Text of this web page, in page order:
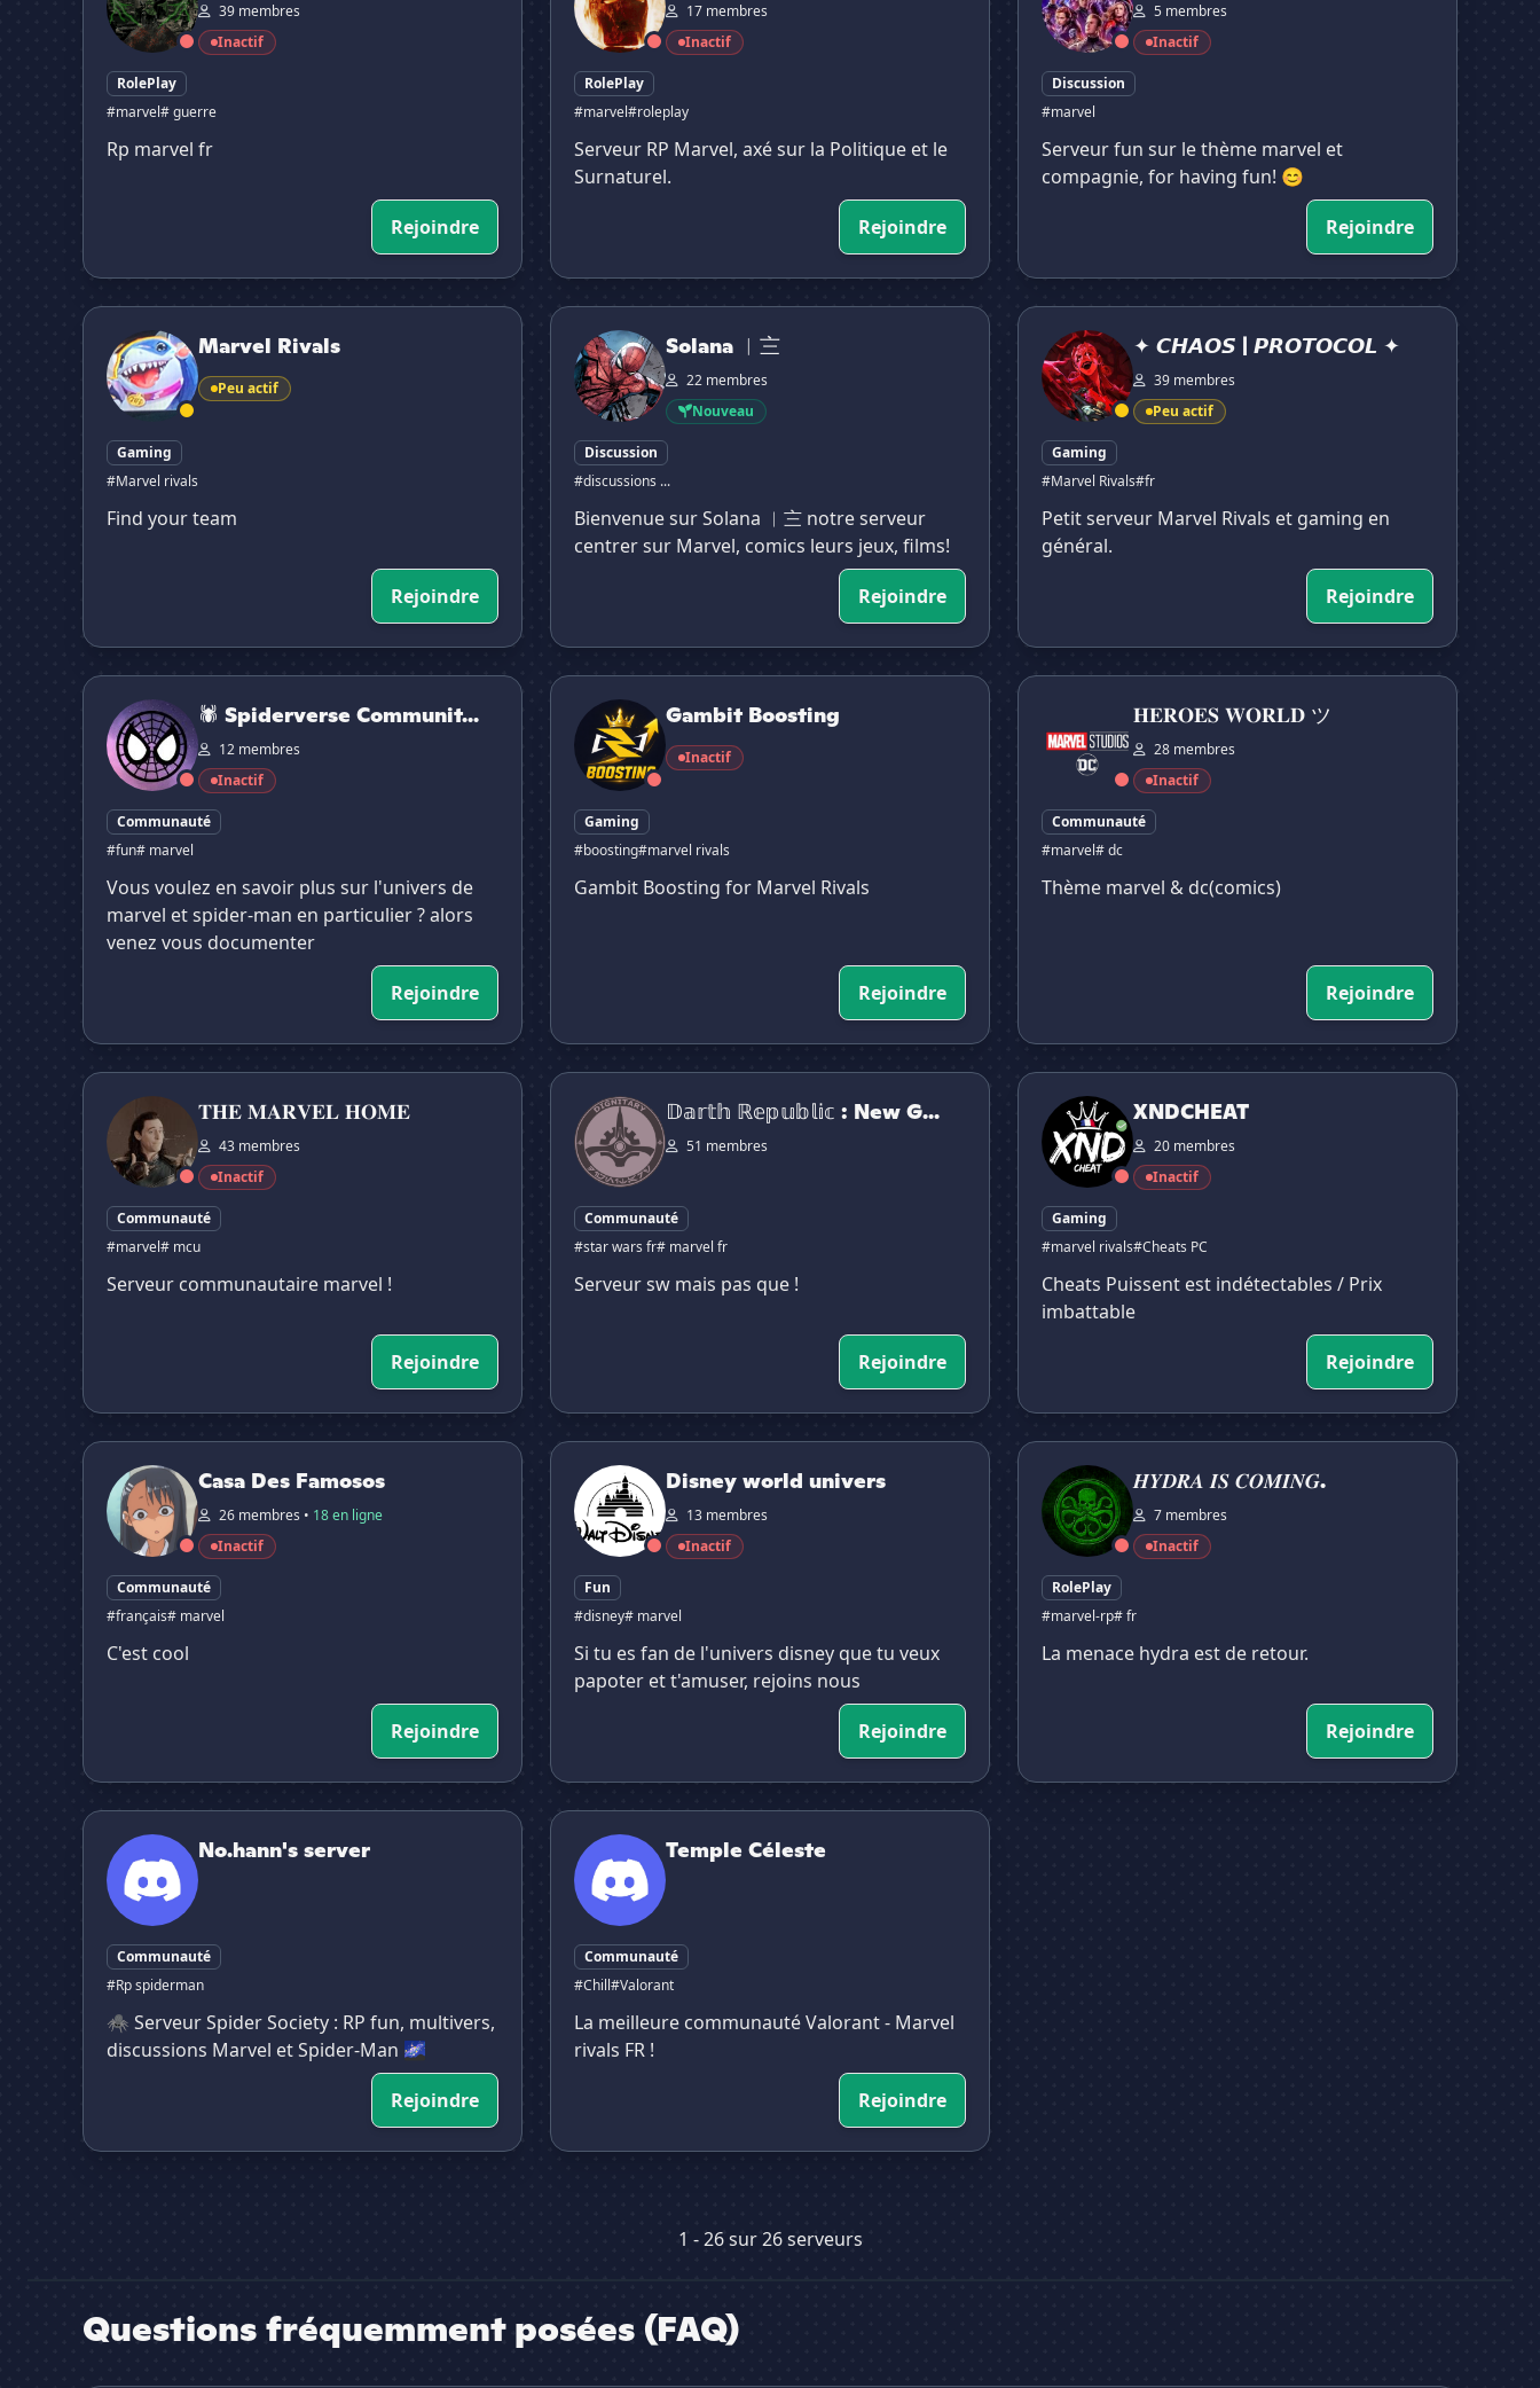
39 membres
Inactif
RolePlay
#marvel# guerre
Rp marvel fr
Rejoindre
17 membres
Inactif
RolePlay
#marvel#roleplay
Serveur RP Marvel, axé sur la Politique et le
Surnaturel.
Rejoindre
5 membres
Inactif
Discussion
#marvel
Serveur fun sur le thème marvel et
compagnie, for having fun! 😊
Rejoindre
Marvel Rivals
Marvel Rivals
Peu actif
Gaming
#Marvel rivals
Find your team
Rejoindre
Solana ︳〨
Solana ︳〨
22 membres
Nouveau
Discussion
#discussions ...
Bienvenue sur Solana ︳〨 notre serveur
centrer sur Marvel, comics leurs jeux, films!
Rejoindre
✦ 𝘾𝙃𝘼𝙊𝙎 | 𝙋𝙍𝙊𝙏𝙊𝘾𝙊𝙇 ✦
✦ 𝘾𝙃𝘼𝙊𝙎 | 𝙋𝙍𝙊𝙏𝙊𝘾𝙊𝙇 ✦
39 membres
Peu actif
Gaming
#Marvel Rivals#fr
Petit serveur Marvel Rivals et gaming en
général.
Rejoindre
🕷 Spiderverse Community [FR] 🕸
🕷 Spiderverse Communit...
12 membres
Inactif
Communauté
#fun# marvel
Vous voulez en savoir plus sur l'univers de
marvel et spider-man en particulier ? alors
venez vous documenter
Rejoindre
Gambit Boosting
Gambit Boosting
Inactif
Gaming
#boosting#marvel rivals
Gambit Boosting for Marvel Rivals
Rejoindre
𝐇𝐄𝐑𝐎𝐄𝐒 𝐖𝐎𝐑𝐋𝐃 ツ
𝐇𝐄𝐑𝐎𝐄𝐒 𝐖𝐎𝐑𝐋𝐃 ツ
28 membres
Inactif
Communauté
#marvel# dc
Thème marvel & dc(comics)
Rejoindre
𝐓𝐇𝐄 𝐌𝐀𝐑𝐕𝐄𝐋 𝐇𝐎𝐌𝐄
𝐓𝐇𝐄 𝐌𝐀𝐑𝐕𝐄𝐋 𝐇𝐎𝐌𝐄
43 membres
Inactif
Communauté
#marvel# mcu
Serveur communautaire marvel !
Rejoindre
𝔻𝕒𝕣𝕥𝕙 ℝ𝕖𝕡𝕦𝕓𝕝𝕚𝕔 : New Generation
𝔻𝕒𝕣𝕥𝕙 ℝ𝕖𝕡𝕦𝕓𝕝𝕚𝕔 : New G...
51 membres
Communauté
#star wars fr# marvel fr
Serveur sw mais pas que !
Rejoindre
XNDCHEAT
XNDCHEAT
20 membres
Inactif
Gaming
#marvel rivals#Cheats PC
Cheats Puissent est indétectables / Prix
imbattable
Rejoindre
Casa Des Famosos
Casa Des Famosos
26 membres • 18 en ligne
Inactif
Communauté
#français# marvel
C'est cool
Rejoindre
Disney world univers
Disney world univers
13 membres
Inactif
Fun
#disney# marvel
Si tu es fan de l'univers disney que tu veux
papoter et t'amuser, rejoins nous
Rejoindre
𝑯𝒀𝑫𝑹𝑨 𝑰𝑺 𝑪𝑶𝑴𝑰𝑵𝑮.
𝑯𝒀𝑫𝑹𝑨 𝑰𝑺 𝑪𝑶𝑴𝑰𝑵𝑮.
7 membres
Inactif
RolePlay
#marvel-rp# fr
La menace hydra est de retour.
Rejoindre
No.hann's server
No.hann's server
Communauté
#Rp spiderman
🕷️ Serveur Spider Society : RP fun, multivers,
discussions Marvel et Spider-Man 🌌
Rejoindre
Temple Céleste
Temple Céleste
Communauté
#Chill#Valorant
La meilleure communauté Valorant - Marvel
rivals FR !
Rejoindre
1 - 26 sur 26 serveurs
Questions fréquemment posées (FAQ)